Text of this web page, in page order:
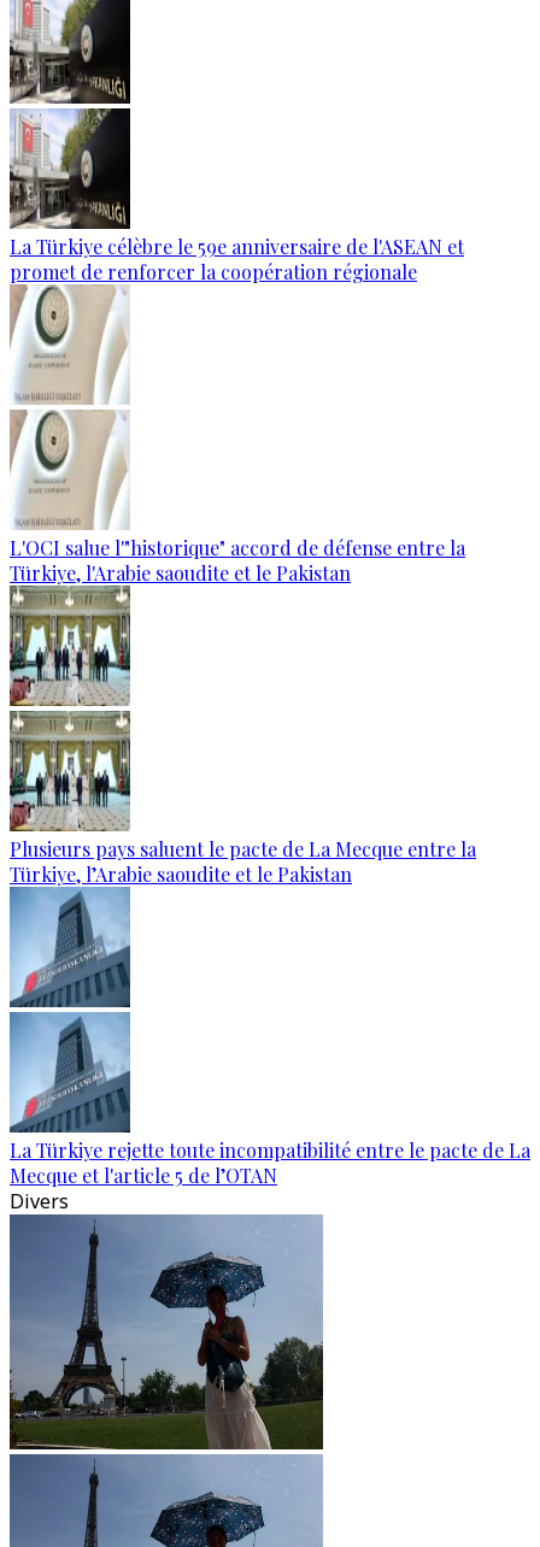
La Türkiye célèbre le 59e anniversaire de l'ASEAN et
promet de renforcer la coopération régionale
L'OCI salue l'"historique" accord de défense entre la
Türkiye, l'Arabie saoudite et le Pakistan
Plusieurs pays saluent le pacte de La Mecque entre la
Türkiye, l’Arabie saoudite et le Pakistan
La Türkiye rejette toute incompatibilité entre le pacte de La
Mecque et l'article 5 de l’OTAN
Divers